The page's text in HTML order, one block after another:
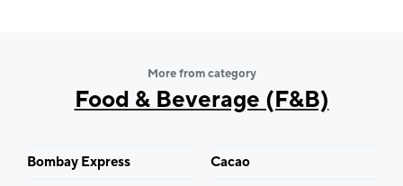
More from category
Food & Beverage (F&B)
Bombay Express
Cacao